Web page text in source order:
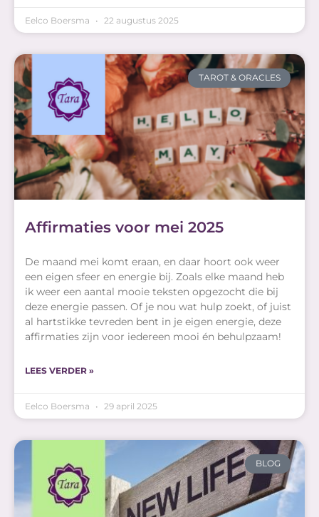
Eelco Boersma 22 augustus 2025
TAROT & ORACLES
Affirmaties voor mei 2025
De maand mei komt eraan, en daar hoort ook weer
een eigen sfeer en energie bij. Zoals elke maand heb
ik weer een aantal mooie teksten opgezocht die bij
deze energie passen. Of je nou wat hulp zoekt, of juist
al hartstikke tevreden bent in je eigen energie, deze
affirmaties zijn voor iedereen mooi én behulpzaam!
LEES VERDER »
Eelco Boersma 29 april 2025
BLOG